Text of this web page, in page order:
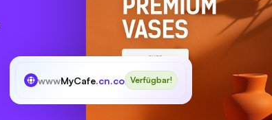
wwwMyCafe.cn.comVerfügbar!